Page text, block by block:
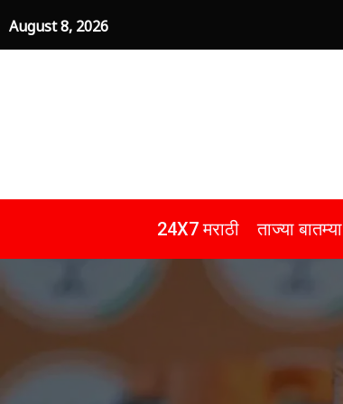
Skip
to
August 8, 2026
24X7 मराठी ताज्या बातम्या